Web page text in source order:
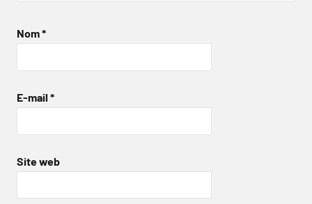
Nom*
E-mail *
Site web